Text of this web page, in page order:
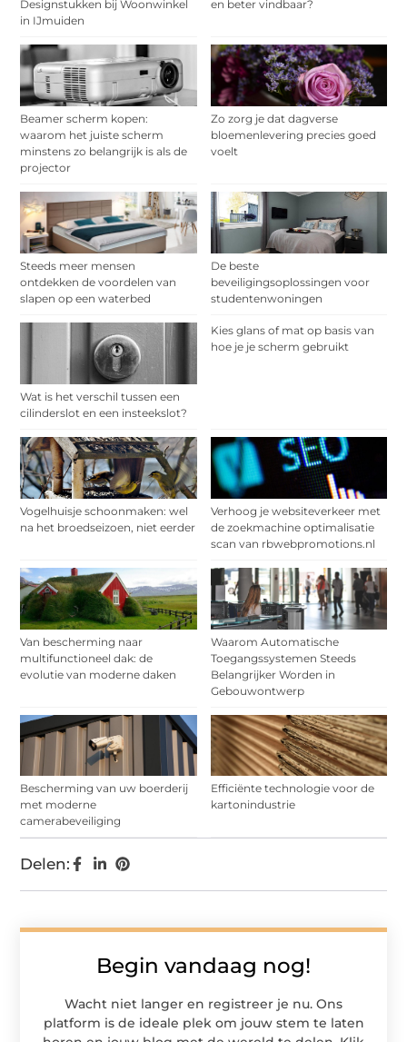
Designstukken bij Woonwinkel
in IJmuiden
en beter vindbaar?
Beamer scherm kopen:
waarom het juiste scherm
minstens zo belangrijk is als de
projector
Zo zorg je dat dagverse
bloemenlevering precies goed
voelt
Steeds meer mensen
ontdekken de voordelen van
slapen op een waterbed
De beste
beveiligingsoplossingen voor
studentenwoningen
Wat is het verschil tussen een
cilinderslot en een insteekslot?
Kies glans of mat op basis van
hoe je je scherm gebruikt
Vogelhuisje schoonmaken: wel
na het broedseizoen, niet eerder
Verhoog je websiteverkeer met
de zoekmachine optimalisatie
scan van rbwebpromotions.nl
Van bescherming naar
multifunctioneel dak: de
evolutie van moderne daken
Waarom Automatische
Toegangssystemen Steeds
Belangrijker Worden in
Gebouwontwerp
Bescherming van uw boerderij
met moderne
camerabeveiliging
Efficiënte technologie voor de
kartonindustrie
Begin vandaag nog!
Wacht niet langer en registreer je nu. Ons
platform is de ideale plek om jouw stem te laten
Delen: